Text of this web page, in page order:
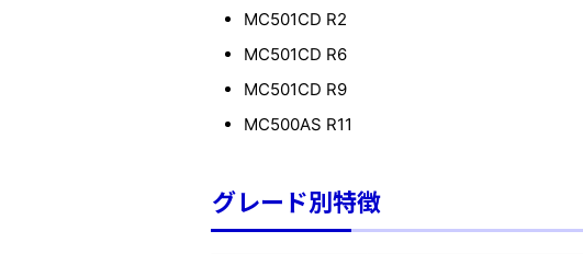
MC501CD R2
MC501CD R6
MC501CD R9
MC500AS R11
グレード別特徴